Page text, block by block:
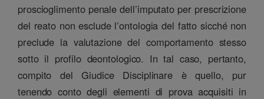
proscioglimento penale dell’imputato per prescrizione
del reato non esclude l’ontologia del fatto sicché non
preclude la valutazione del comportamento stesso
sotto il profilo deontologico. In tal caso, pertanto,
compito del Giudice Disciplinare è quello, pur
tenendo conto degli elementi di prova acquisiti in